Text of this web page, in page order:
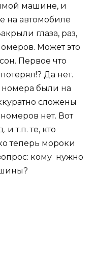
машине, и
на автомобиле
глаза, раз,
Может это
Первое что
Да нет.
номера были на
сложены
нет. Вот
т.п. те, кто
теперь мороки
кому нужно